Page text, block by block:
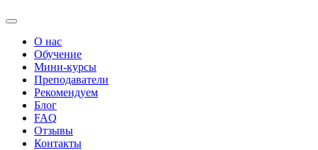
О нас
Обучение
Мини-курсы
Преподаватели
Рекомендуем
Блог
FAQ
Отзывы
Контакты